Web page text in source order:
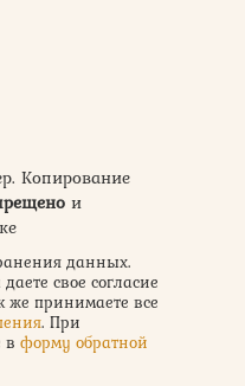
Копирование
и
данных.
свое согласие
же принимаете все
. При
в форму обратной